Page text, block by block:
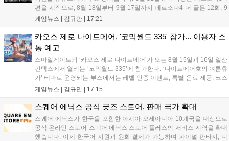
편을 시작으로, 8월 18일부터 9월 17일까지 페르소나4 더 골든 12화, 9
월 15일부터 10월 14일까지 페르소나5 시리즈가 순차 공개됩니다. 또한
영상 및 대형 전광판에 소개될 예정입니다....
게임뉴스 | 김규만 | 17:21
카오스 제로 나이트메어, '코믹월드 335' 참가... 이용자 소
통 예고
스마일게이트의 ‘카오스 제로 나이트메어’가 오는 8월 15일과 16일 일산
킨텍스에서 열리는 ‘코믹월드 335’에 참가한다. ‘나이트메어호의 여름휴
가’ 테마로 운영되는 부스에서는 레벨 인증 이벤트, 특별 음료 제공, 코스
프레 모델 포토존 등 다채로운 행사가 진행된다. 유명 코스어 7인이 캐릭
세한 정보는 공식 커뮤니티에서 확인 가능하다....
게임뉴스 | 김규만 | 17:15
스퀘어 에닉스 공식 굿즈 스토어, 판매 국가 확대
스퀘어 에닉스가 한국을 포함한 아시아·오세아니아 10개국을 대상으로
공식 온라인 스토어 스퀘어 에닉스 스토어 플러스의 서비스 지역을 확대
했습니다. 이제 한국어 지원과 원화 결제가 가능하며 파이널 판타지, 니